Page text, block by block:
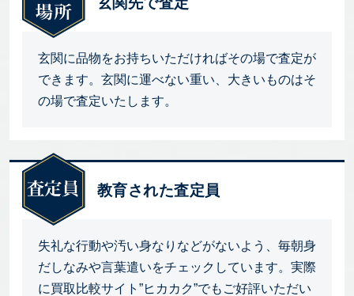
玄関に品物をお持ちいただければその場で査定が
できます。玄関に運べない重い、大きいものはそ
の場で査定いたします。
教育された査定員
失礼な行動や汚い身なりなどがないよう、毎朝身
だしなみや言葉遣いをチェックしています。実際
に買取比較サイト”ヒカカク”でもご好評いただい